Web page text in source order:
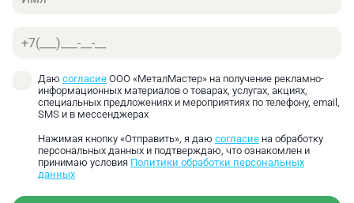
Телефон
Даю согласие ООО «МеталМастер» на получение рекламно-
информационных материалов о товарах, услугах, акциях,
специальных предложениях и мероприятиях по телефону, email,
SMS и в мессенджерах
Нажимая кнопку «Отправить», я даю согласие на обработку
персональных данных и подтверждаю, что ознакомлен и
принимаю условия Политики обработки персональных
данных